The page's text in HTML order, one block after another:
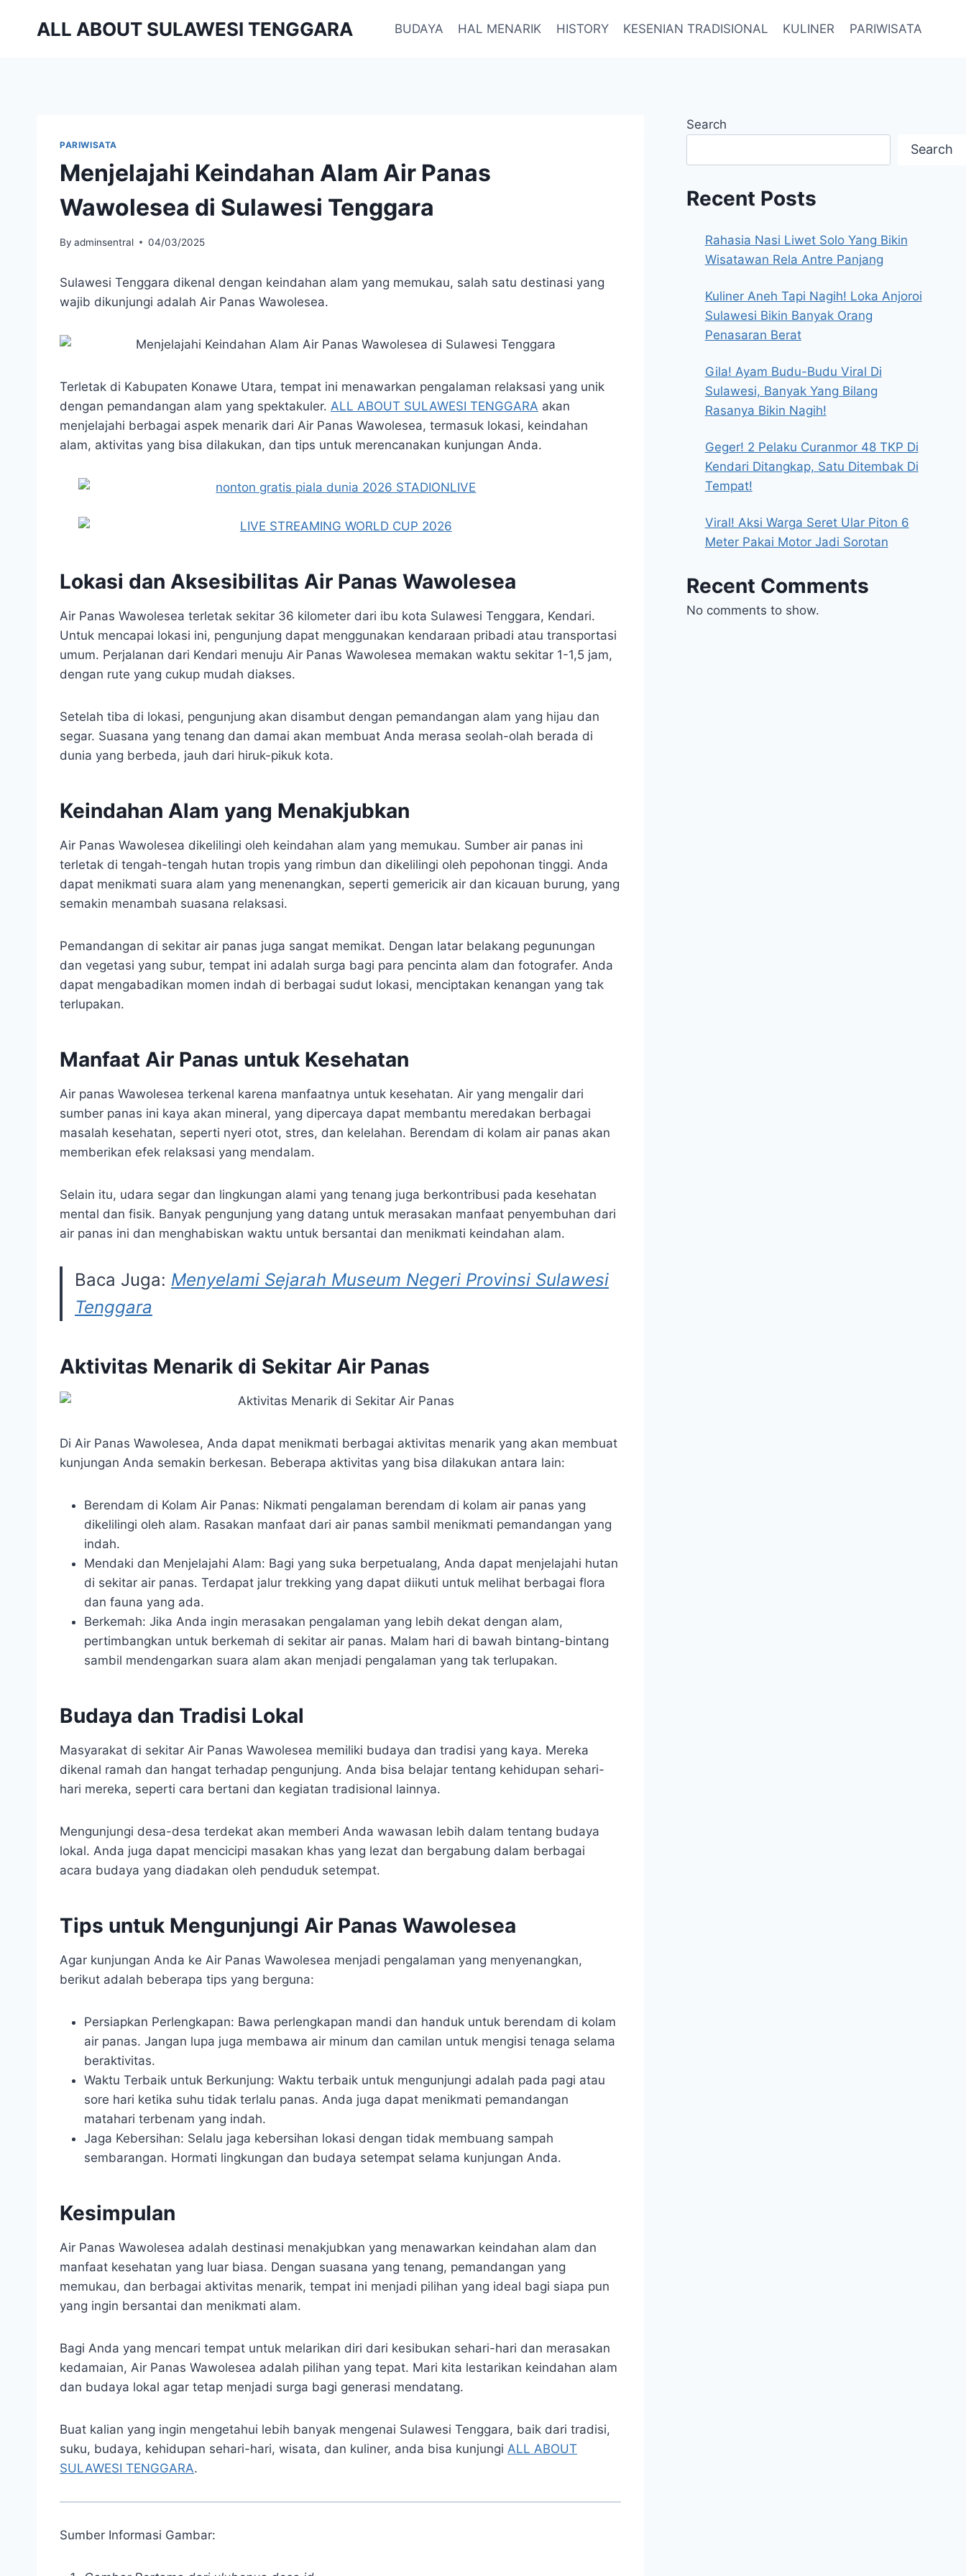
ALL ABOUT SULAWESI TENGGARA BUDAYA HAL MENARIK HISTORY KESENIAN TRADISIONAL KULINER PARIWISATA
PARIWISATA
Menjelajahi Keindahan Alam Air Panas
Wawolesea di Sulawesi Tenggara
By adminsentral 04/03/2025
Sulawesi Tenggara dikenal dengan keindahan alam yang memukau, salah satu destinasi yang
wajib dikunjungi adalah Air Panas Wawolesea.
Terletak di Kabupaten Konawe Utara, tempat ini menawarkan pengalaman relaksasi yang unik
dengan pemandangan alam yang spektakuler. ALL ABOUT SULAWESI TENGGARA akan
menjelajahi berbagai aspek menarik dari Air Panas Wawolesea, termasuk lokasi, keindahan
alam, aktivitas yang bisa dilakukan, dan tips untuk merencanakan kunjungan Anda.
Lokasi dan Aksesibilitas Air Panas Wawolesea
Air Panas Wawolesea terletak sekitar 36 kilometer dari ibu kota Sulawesi Tenggara, Kendari.
Untuk mencapai lokasi ini, pengunjung dapat menggunakan kendaraan pribadi atau transportasi
umum. Perjalanan dari Kendari menuju Air Panas Wawolesea memakan waktu sekitar 1-1,5 jam,
dengan rute yang cukup mudah diakses.
Setelah tiba di lokasi, pengunjung akan disambut dengan pemandangan alam yang hijau dan
segar. Suasana yang tenang dan damai akan membuat Anda merasa seolah-olah berada di
dunia yang berbeda, jauh dari hiruk-pikuk kota.
Keindahan Alam yang Menakjubkan
Air Panas Wawolesea dikelilingi oleh keindahan alam yang memukau. Sumber air panas ini
terletak di tengah-tengah hutan tropis yang rimbun dan dikelilingi oleh pepohonan tinggi. Anda
dapat menikmati suara alam yang menenangkan, seperti gemericik air dan kicauan burung, yang
semakin menambah suasana relaksasi.
Pemandangan di sekitar air panas juga sangat memikat. Dengan latar belakang pegunungan
dan vegetasi yang subur, tempat ini adalah surga bagi para pencinta alam dan fotografer. Anda
dapat mengabadikan momen indah di berbagai sudut lokasi, menciptakan kenangan yang tak
terlupakan.
Manfaat Air Panas untuk Kesehatan
Air panas Wawolesea terkenal karena manfaatnya untuk kesehatan. Air yang mengalir dari
sumber panas ini kaya akan mineral, yang dipercaya dapat membantu meredakan berbagai
masalah kesehatan, seperti nyeri otot, stres, dan kelelahan. Berendam di kolam air panas akan
memberikan efek relaksasi yang mendalam.
Selain itu, udara segar dan lingkungan alami yang tenang juga berkontribusi pada kesehatan
mental dan fisik. Banyak pengunjung yang datang untuk merasakan manfaat penyembuhan dari
air panas ini dan menghabiskan waktu untuk bersantai dan menikmati keindahan alam.
Baca Juga: Menyelami Sejarah Museum Negeri Provinsi Sulawesi
Tenggara
Aktivitas Menarik di Sekitar Air Panas
Di Air Panas Wawolesea, Anda dapat menikmati berbagai aktivitas menarik yang akan membuat
kunjungan Anda semakin berkesan. Beberapa aktivitas yang bisa dilakukan antara lain:
Berendam di Kolam Air Panas: Nikmati pengalaman berendam di kolam air panas yang
dikelilingi oleh alam. Rasakan manfaat dari air panas sambil menikmati pemandangan yang
indah.
Mendaki dan Menjelajahi Alam: Bagi yang suka berpetualang, Anda dapat menjelajahi hutan
di sekitar air panas. Terdapat jalur trekking yang dapat diikuti untuk melihat berbagai flora
dan fauna yang ada.
Berkemah: Jika Anda ingin merasakan pengalaman yang lebih dekat dengan alam,
pertimbangkan untuk berkemah di sekitar air panas. Malam hari di bawah bintang-bintang
sambil mendengarkan suara alam akan menjadi pengalaman yang tak terlupakan.
Budaya dan Tradisi Lokal
Masyarakat di sekitar Air Panas Wawolesea memiliki budaya dan tradisi yang kaya. Mereka
dikenal ramah dan hangat terhadap pengunjung. Anda bisa belajar tentang kehidupan sehari-
hari mereka, seperti cara bertani dan kegiatan tradisional lainnya.
Mengunjungi desa-desa terdekat akan memberi Anda wawasan lebih dalam tentang budaya
lokal. Anda juga dapat mencicipi masakan khas yang lezat dan bergabung dalam berbagai
acara budaya yang diadakan oleh penduduk setempat.
Tips untuk Mengunjungi Air Panas Wawolesea
Agar kunjungan Anda ke Air Panas Wawolesea menjadi pengalaman yang menyenangkan,
berikut adalah beberapa tips yang berguna:
Persiapkan Perlengkapan: Bawa perlengkapan mandi dan handuk untuk berendam di kolam
air panas. Jangan lupa juga membawa air minum dan camilan untuk mengisi tenaga selama
beraktivitas.
Waktu Terbaik untuk Berkunjung: Waktu terbaik untuk mengunjungi adalah pada pagi atau
sore hari ketika suhu tidak terlalu panas. Anda juga dapat menikmati pemandangan
matahari terbenam yang indah.
Jaga Kebersihan: Selalu jaga kebersihan lokasi dengan tidak membuang sampah
sembarangan. Hormati lingkungan dan budaya setempat selama kunjungan Anda.
Kesimpulan
Air Panas Wawolesea adalah destinasi menakjubkan yang menawarkan keindahan alam dan
manfaat kesehatan yang luar biasa. Dengan suasana yang tenang, pemandangan yang
memukau, dan berbagai aktivitas menarik, tempat ini menjadi pilihan yang ideal bagi siapa pun
yang ingin bersantai dan menikmati alam.
Bagi Anda yang mencari tempat untuk melarikan diri dari kesibukan sehari-hari dan merasakan
kedamaian, Air Panas Wawolesea adalah pilihan yang tepat. Mari kita lestarikan keindahan alam
dan budaya lokal agar tetap menjadi surga bagi generasi mendatang.
Buat kalian yang ingin mengetahui lebih banyak mengenai Sulawesi Tenggara, baik dari tradisi,
suku, budaya, kehidupan sehari-hari, wisata, dan kuliner, anda bisa kunjungi ALL ABOUT
SULAWESI TENGGARA.
Sumber Informasi Gambar:
Search
Search
Recent Posts
Rahasia Nasi Liwet Solo Yang Bikin
Wisatawan Rela Antre Panjang
Kuliner Aneh Tapi Nagih! Loka Anjoroi
Sulawesi Bikin Banyak Orang
Penasaran Berat
Gila! Ayam Budu-Budu Viral Di
Sulawesi, Banyak Yang Bilang
Rasanya Bikin Nagih!
Geger! 2 Pelaku Curanmor 48 TKP Di
Kendari Ditangkap, Satu Ditembak Di
Tempat!
Viral! Aksi Warga Seret Ular Piton 6
Meter Pakai Motor Jadi Sorotan
Recent Comments
No comments to show.